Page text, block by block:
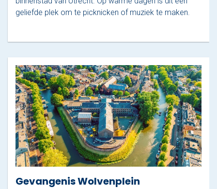
geliefde plek om te picknicken of muziek te maken.
Gevangenis Wolvenplein